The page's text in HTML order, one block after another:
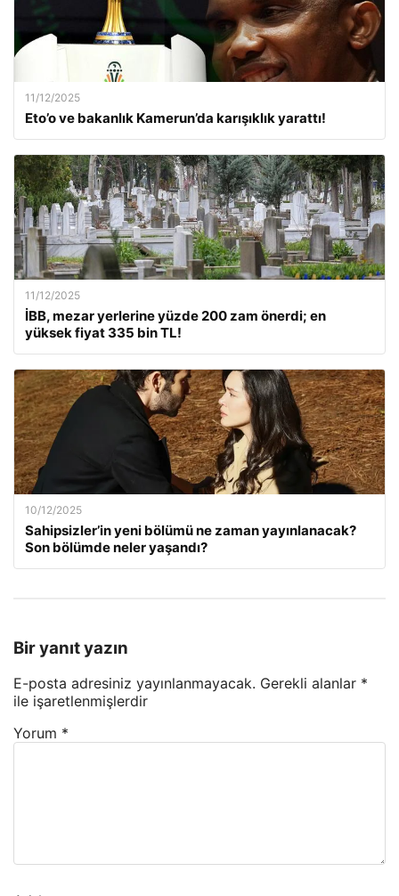
11/12/2025
Eto’o ve bakanlık Kamerun’da karışıklık yarattı!
11/12/2025
İBB, mezar yerlerine yüzde 200 zam önerdi; en
yüksek fiyat 335 bin TL!
10/12/2025
Sahipsizler’in yeni bölümü ne zaman yayınlanacak?
Son bölümde neler yaşandı?
Bir yanıt yazın
E-posta adresiniz yayınlanmayacak. Gerekli alanlar *
ile işaretlenmişlerdir
Yorum *